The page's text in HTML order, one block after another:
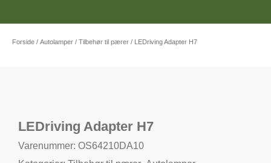
Forside / Autolamper / Tilbehør til pærer / LEDriving Adapter H7
LEDriving Adapter H7
Varenummer: OS64210DA10